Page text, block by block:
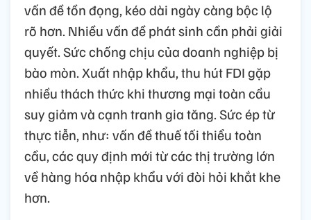
vấn đề tồn đọng, kéo dài ngày càng bộc lộ
rõ hơn. Nhiều vấn đề phát sinh cần phải giải
quyết. Sức chống chịu của doanh nghiệp bị
bào mòn. Xuất nhập khẩu, thu hút FDI gặp
nhiều thách thức khi thương mại toàn cầu
suy giảm và cạnh tranh gia tăng. Sức ép từ
thực tiễn, như: vấn đề thuế tối thiểu toàn
cầu, các quy định mới từ các thị trường lớn
về hàng hóa nhập khẩu với đòi hỏi khắt khe
hơn.